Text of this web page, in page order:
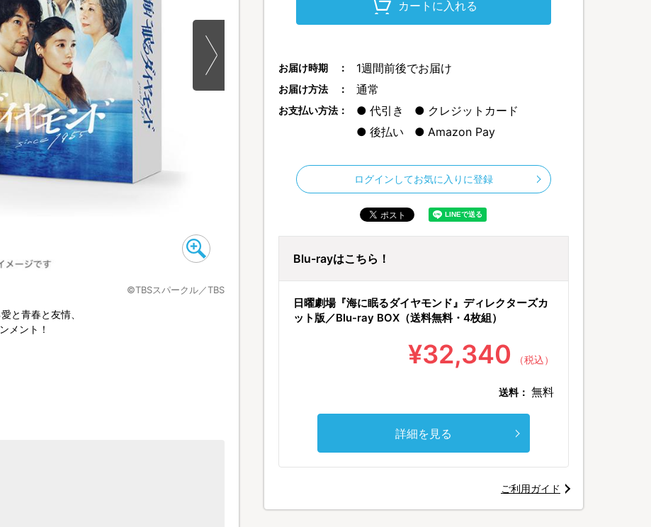
©TBSスパークル／TBS
と青春と友情、
メント！
カートに入れる
お届け時期 ： 1週間前後でお届け
お届け方法 ： 通常
お支払い方法： 代引き
クレジットカード
後払い
Amazon Pay
ログインしてお気に入りに登録
Blu-rayはこちら！
日曜劇場『海に眠るダイヤモンド』ディレクターズカ
ット版／Blu-ray BOX（送料無料・4枚組）
¥32,340 （税込）
送料： 無料
詳細を見る
ご利用ガイド